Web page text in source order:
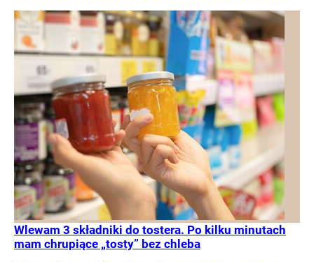
Wlewam 3 składniki do tostera. Po kilku minutach
mam chrupiące „tosty” bez chleba